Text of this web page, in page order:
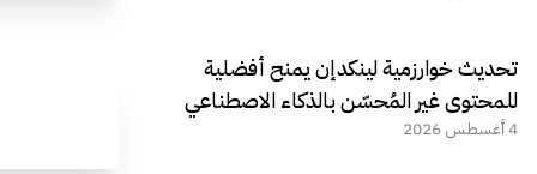
تحديث خوارزمية لينكدإن يمنح أفضلية
للمحتوى غير المُحسّن بالذكاء الاصطناعي
4 أغسطس 2026